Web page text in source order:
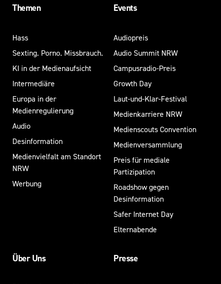
Themen
Hass
Sexting. Porno. Missbrauch.
KI in der Medienaufsicht
Intermediäre
Europa in der
Medienregulierung
Audio
Desinformation
Medienvielfalt am Standort
NRW
Werbung
Events
Audiopreis
Audio Summit NRW
Campusradio-Preis
Growth Day
Laut-und-Klar-Festival
Medienkarriere NRW
Medienscouts Convention
Medienversammlung
Preis für mediale
Partizipation
Roadshow gegen
Desinformation
Safer Internet Day
Elternabende
Über Uns Presse